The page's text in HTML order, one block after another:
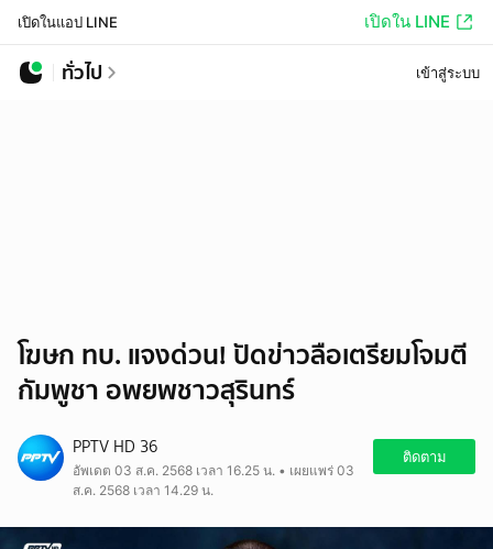
เปิดในแอป LINE เปิดใน LINE
ทั่วไป เข้าสู่ระบบ
โฆษก ทบ. แจงด่วน! ปัดข่าวลือเตรียมโจมตี
กัมพูชา อพยพชาวสุรินทร์
PPTV HD 36
อัพเดต 03 ส.ค. 2568 เวลา 16.25 น. • เผยแพร่ 03
ส.ค. 2568 เวลา 14.29 น.
ติดตาม